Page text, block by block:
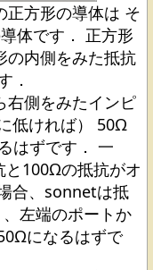
正方形の導体は そ
体です． 正方形
の内側をみた抵抗
．
右側をみたインピ
低ければ） 50Ω
はずです． 一
100Ωの抵抗がオ
合、sonnetは抵
左端のポートか
になるはずで